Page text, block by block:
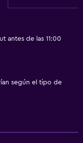
antes de las 11:00
según el tipo de